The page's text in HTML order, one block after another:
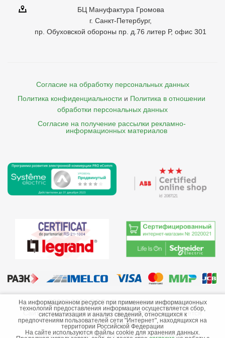
БЦ Мануфактура Громова
г. Санкт-Петербург,
пр. Обуховской обороны пр. д.76 литер Р, офис 301
Согласие на обработку персональных данных
Политика конфиденциальности и Политика в отношении
обработки персональных данных
Согласие на получение рассылки рекламно-
    информационных материалов
©2013-2026 ООО «Краснодарэлектро»
Сайт носит информационный характер и не является
публичной офертой.
Стоимость товаров и их наличие не гарантируются.
На информационном ресурсе при применении информационных
технологий предоставления информации осуществляется сбор,
систематизация и анализ сведений, относящихся к
предпочтениям пользователей сети "Интернет", находящихся на
территории Российской Федерации
На сайте используются файлы cookie для хранения данных.